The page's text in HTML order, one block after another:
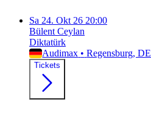
Sa 24. Okt 26 20:00
Bülent Ceylan
Diktatürk
Audimax • Regensburg, DE
Tickets